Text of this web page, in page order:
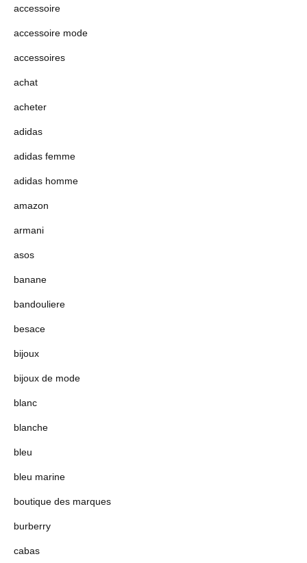
accessoire
accessoire mode
accessoires
achat
acheter
adidas
adidas femme
adidas homme
amazon
armani
asos
banane
bandouliere
besace
bijoux
bijoux de mode
blanc
blanche
bleu
bleu marine
boutique des marques
burberry
cabas